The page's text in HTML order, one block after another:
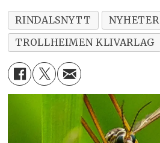
RINDALSNYTT
NYHETER
TROLLHEIMEN KLIVARLAG